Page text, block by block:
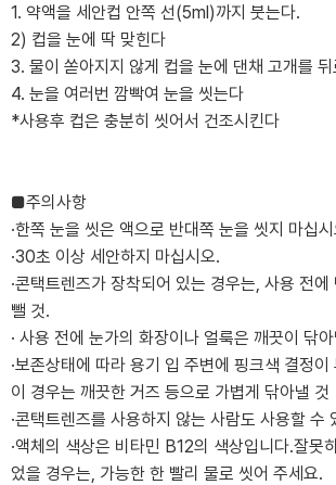
1. 약액을 세안컵 안쪽 선(5ml)까지 붓는다.
2) 컵을 눈에 딱 맞힌다
3. 물이 쏟아지지 않게 컵을 눈에 댄채 고개를
4. 눈을 여러번 깜빡여 눈을 씻는다
*사용후 컵은 충분히 씻어서 건조시킨다
■주의사항
·한쪽 눈을 씻은 액으로 반대쪽 눈을 씻지 마십
·30초 이상 세안하지 마십시오.
·콘택트렌즈가 장착되어 있는 경우는, 사용 전
뺄 것.
· 사용 전에 눈가의 화장이나 얼룩은 깨끗이 닦
·보존상태에 따라 용기 입 주변에 핑크색 결정이
이 경우는 깨끗한 거즈 등으로 가볍게 닦아낼 것
·콘택트렌즈를 사용하지 않는 사람도 사용할 수
·액체의 색상은 비타민 B12의 색상입니다.잘못
었을 경우는, 가능한 한 빨리 물로 씻어 주세요.